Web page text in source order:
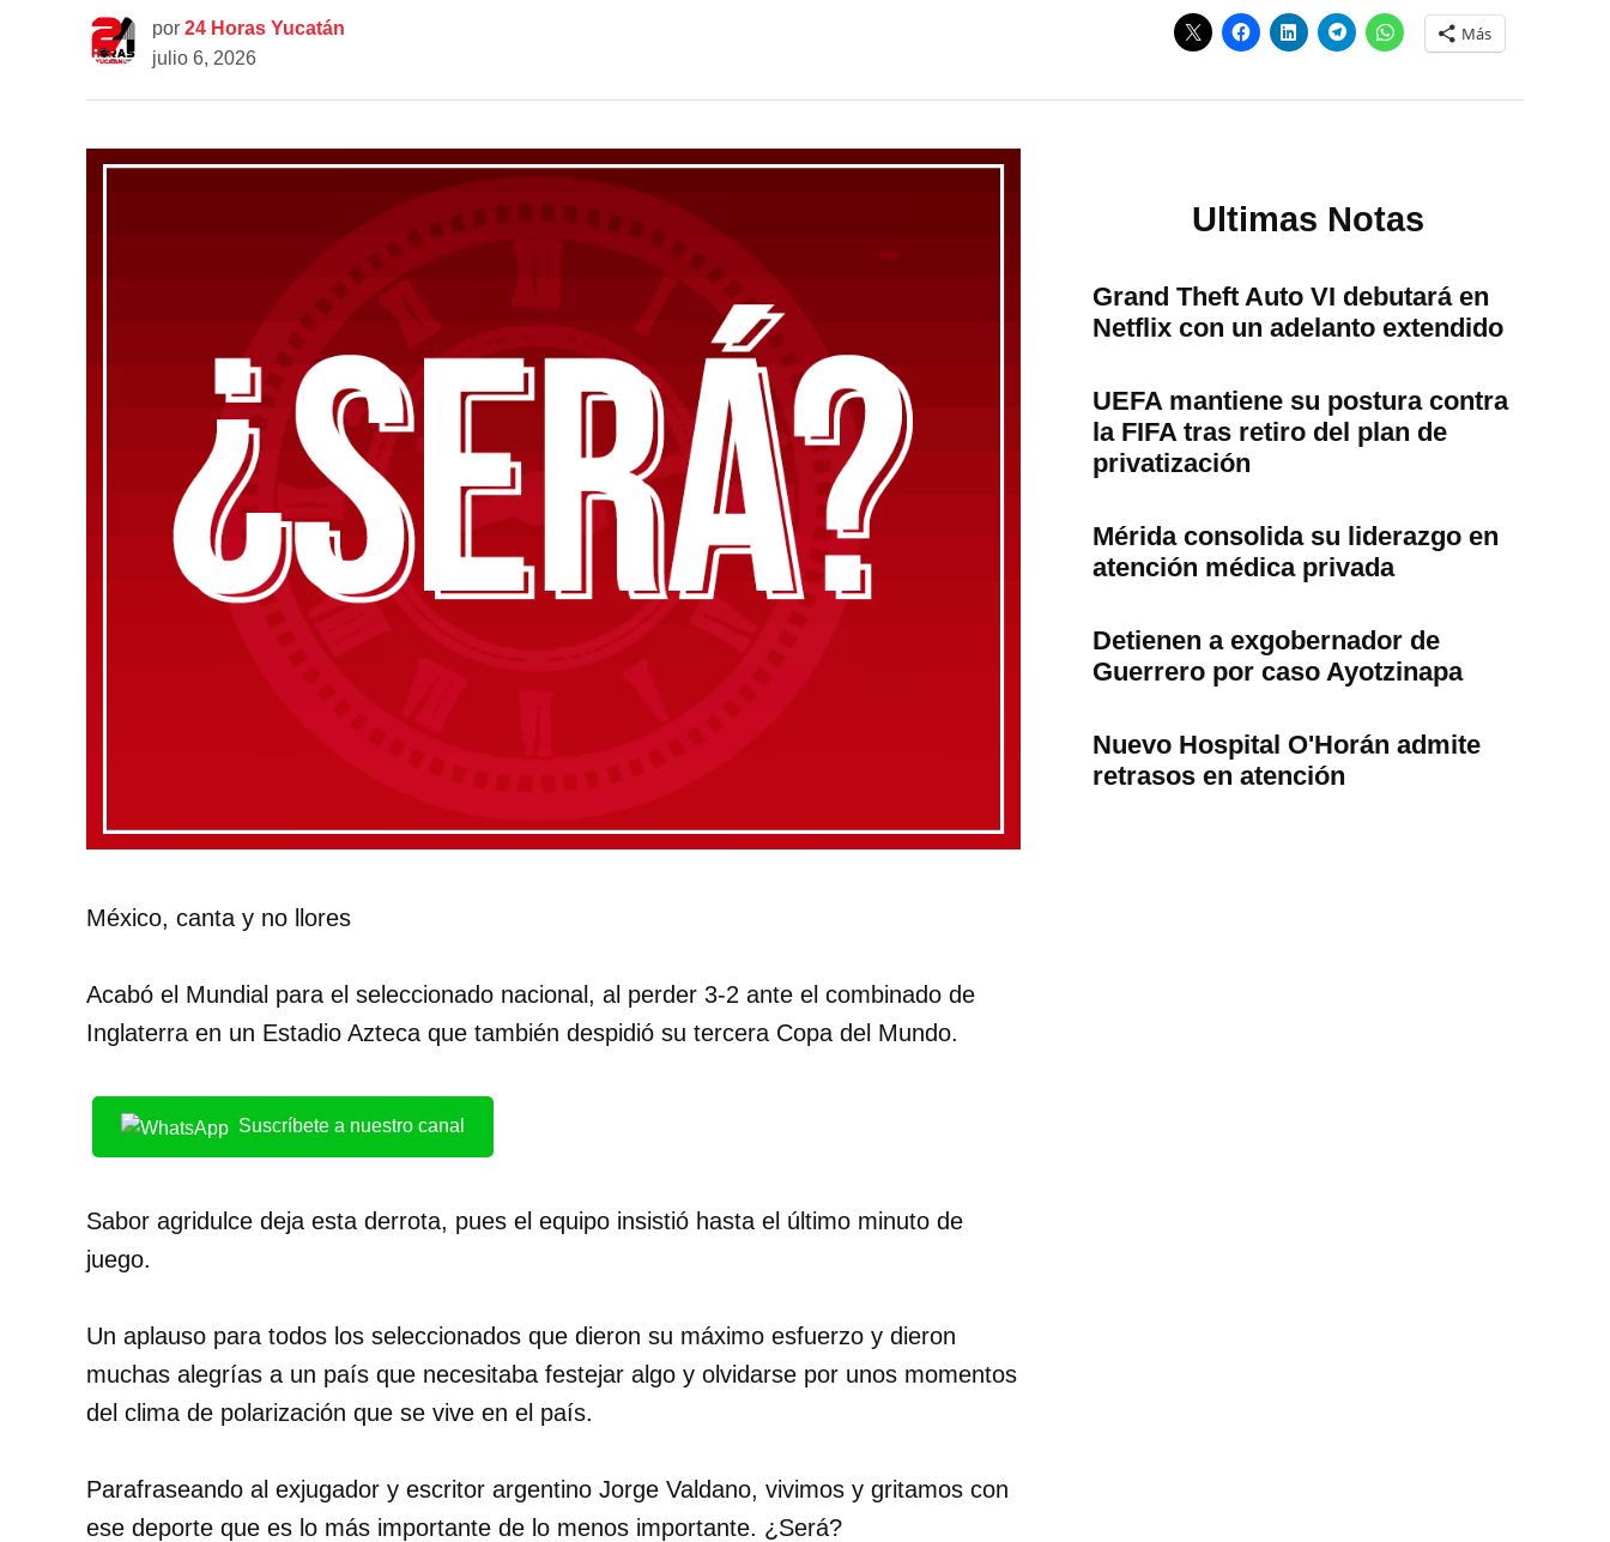
por 24 Horas Yucatán
julio 6, 2026
Más
México, canta y no llores
Acabó el Mundial para el seleccionado nacional, al perder 3-2 ante el combinado de
Inglaterra en un Estadio Azteca que también despidió su tercera Copa del Mundo.
Suscríbete a nuestro canal
Sabor agridulce deja esta derrota, pues el equipo insistió hasta el último minuto de
juego.
Un aplauso para todos los seleccionados que dieron su máximo esfuerzo y dieron
muchas alegrías a un país que necesitaba festejar algo y olvidarse por unos momentos
del clima de polarización que se vive en el país.
Parafraseando al exjugador y escritor argentino Jorge Valdano, vivimos y gritamos con
ese deporte que es lo más importante de lo menos importante. ¿Será?
Ultimas Notas
Grand Theft Auto VI debutará en
Netflix con un adelanto extendido
UEFA mantiene su postura contra
la FIFA tras retiro del plan de
privatización
Mérida consolida su liderazgo en
atención médica privada
Detienen a exgobernador de
Guerrero por caso Ayotzinapa
Nuevo Hospital O'Horán admite
retrasos en atención